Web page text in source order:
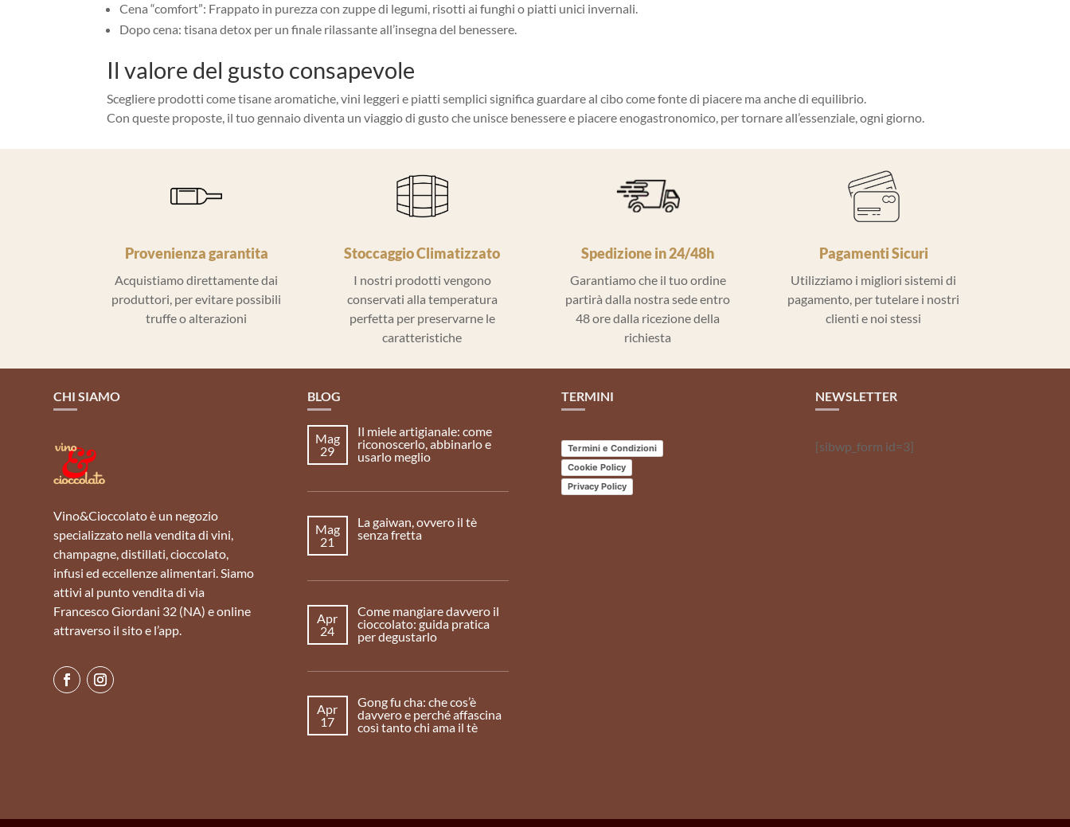
Cena “comfort”: Frappato in purezza con zuppe di legumi, risotti ai funghi o piatti unici invernali.
Dopo cena: tisana detox per un finale rilassante all’insegna del benessere.
Il valore del gusto consapevole
Scegliere prodotti come tisane aromatiche, vini leggeri e piatti semplici significa guardare al cibo come fonte di piacere ma anche di equilibrio.
Con queste proposte, il tuo gennaio diventa un viaggio di gusto che unisce benessere e piacere enogastronomico, per tornare all’essenziale, ogni giorno.
Provenienza garantita
Acquistiamo direttamente dai
produttori, per evitare possibili
truffe o alterazioni
Stoccaggio Climatizzato
I nostri prodotti vengono
conservati alla temperatura
perfetta per preservarne le
caratteristiche
Spedizione in 24/48h
Garantiamo che il tuo ordine
partirà dalla nostra sede entro
48 ore dalla ricezione della
richiesta
Pagamenti Sicuri
Utilizziamo i migliori sistemi di
pagamento, per tutelare i nostri
clienti e noi stessi
CHI SIAMO
Vino&Cioccolato è un negozio
specializzato nella vendita di vini,
champagne, distillati, cioccolato,
infusi ed eccellenze alimentari. Siamo
attivi al punto vendita di via
Francesco Giordani 32 (NA) e online
attraverso il sito e l’app.
BLOG
Il miele artigianale: come
riconoscerlo, abbinarlo e
usarlo meglio
Mag
29
La gaiwan, ovvero il tè
senza fretta
Mag
21
Come mangiare davvero il
cioccolato: guida pratica
per degustarlo
Apr
24
Gong fu cha: che cos’è
davvero e perché affascina
così tanto chi ama il tè
Apr
17
TERMINI
Termini e Condizioni
Cookie Policy
Privacy Policy
NEWSLETTER
[sibwp_form id=3]